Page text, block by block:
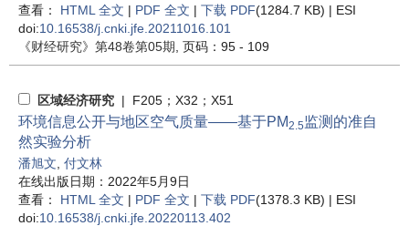
查看： HTML 全文 | PDF 全文 | 下载 PDF(1284.7 KB) | ESI
doi:10.16538/j.cnki.jfe.20211016.101
《财经研究》 第48卷第05期 , 页码：95 - 109
区域经济研究 | F205；X32；X51
环境信息公开与地区空气质量——基于PM2.5监测的准自
然实验分析
潘旭文 付文林
在线出版日期：2022年5月9日
查看： HTML 全文 | PDF 全文 | 下载 PDF(1378.3 KB) | ESI
doi:10.16538/j.cnki.jfe.20220113.402